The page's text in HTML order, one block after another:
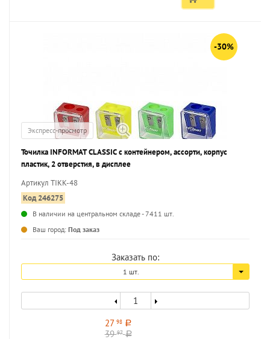
-30%
Экспресс-просмотр
Точилка INFORMAT CLASSIC с контейнером, ассорти, корпус
пластик, 2 отверстия, в дисплее
Артикул TIKK-48
Код 246275
В наличии на центральном складе - 7411 шт.
Ваш город: Под заказ
Заказать по:
1 шт.
2798 a
3997 a